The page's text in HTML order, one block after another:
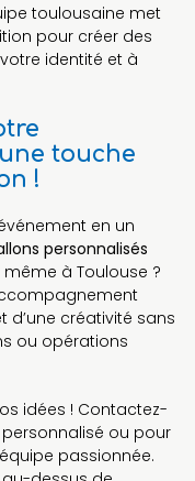
toulousaine met
pour créer des
identité et à
touche
!
en un
personnalisés
à Toulouse ?
d’une créativité sans
ou opérations
idées ! Contactez-
ou pour
passionnée.